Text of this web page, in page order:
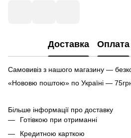
Доставка Оплата
Самовивіз з нашого магазину —
«Нововю поштою» по Україні —
Більше інформації про доставку
Готівкою при отриманні
Кредитною карткою